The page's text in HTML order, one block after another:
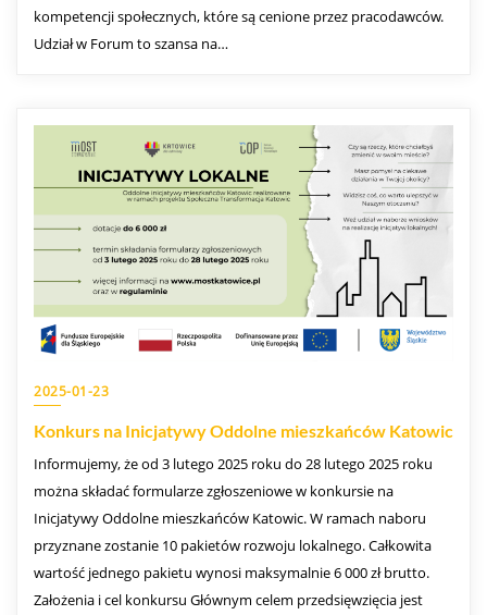
kompetencji społecznych, które są cenione przez pracodawców.
Udział w Forum to szansa na…
2025-01-23
Konkurs na Inicjatywy Oddolne mieszkańców Katowic
Informujemy, że od 3 lutego 2025 roku do 28 lutego 2025 roku
można składać formularze zgłoszeniowe w konkursie na
Inicjatywy Oddolne mieszkańców Katowic. W ramach naboru
przyznane zostanie 10 pakietów rozwoju lokalnego. Całkowita
wartość jednego pakietu wynosi maksymalnie 6 000 zł brutto.
Założenia i cel konkursu Głównym celem przedsięwzięcia jest